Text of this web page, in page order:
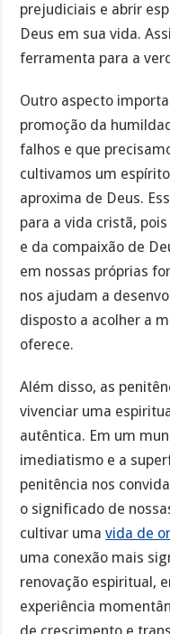
prejudiciais e abrir
Deus em sua vida.
ferramenta para a
Outro aspecto
promoção da
falhos e que
cultivamos um
aproxima de Deus.
para a vida cristã,
e da compaixão de
em nossas próprias
nos ajudam a
disposto a acolher a
oferece.
Além disso, as
vivenciar uma
autêntica. Em um
imediatismo e a
penitência nos
o significado de
cultivar umavida de
uma conexão mais
renovação espiritual,
experiência
de crescimento e